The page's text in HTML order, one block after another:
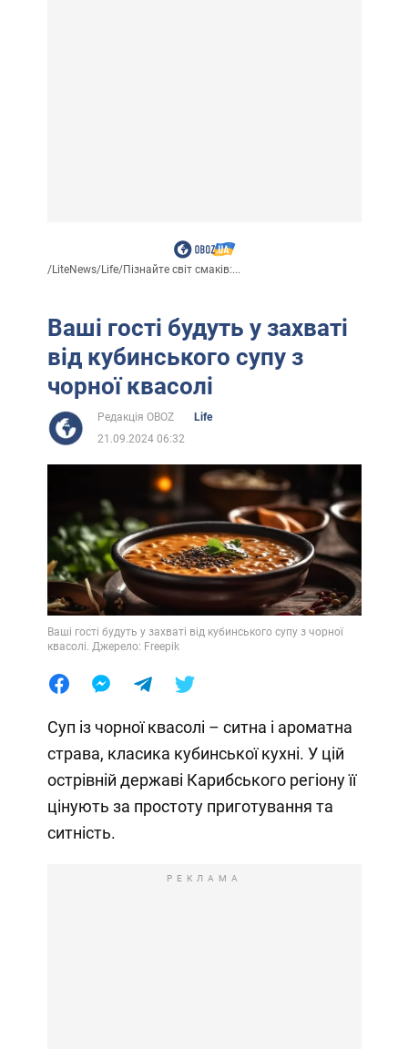
/LiteNews/Life/Пізнайте світ смаків:...
Ваші гості будуть у захваті
від кубинського супу з
чорної квасолі
Редакція OBOZ
Life
21.09.2024 06:32
Ваші гості будуть у захваті від кубинського супу з чорної
квасолі. Джерело: Freepik
Суп із чорної квасолі – ситна і ароматна
страва, класика кубинської кухні. У цій
острівній державі Карибського регіону її
цінують за простоту приготування та
ситність.
РЕКЛАМА